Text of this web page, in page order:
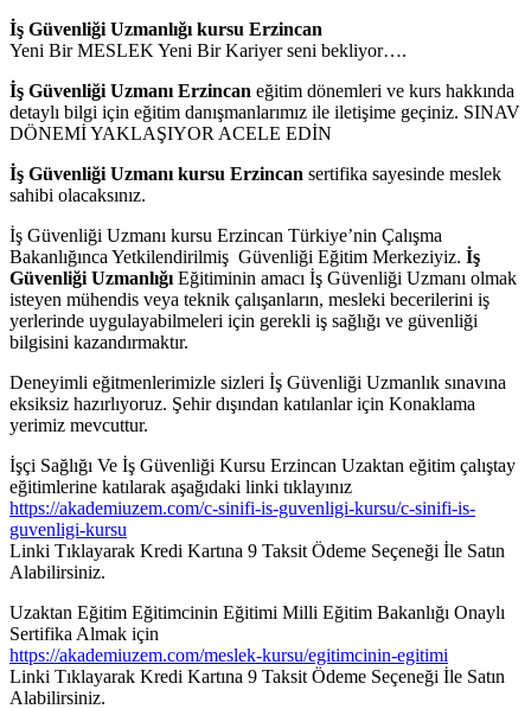
İş Güvenliği Uzmanlığı kursu Erzincan
Yeni Bir MESLEK Yeni Bir Kariyer seni bekliyor….
İş Güvenliği Uzmanı Erzincan eğitim dönemleri ve kurs hakkında
detaylı bilgi için eğitim danışmanlarımız ile iletişime geçiniz. SINAV
DÖNEMİ YAKLAŞIYOR ACELE EDİN
İş Güvenliği Uzmanı kursu Erzincan sertifika sayesinde meslek
sahibi olacaksınız.
İş Güvenliği Uzmanı kursu Erzincan Türkiye’nin Çalışma
Bakanlığınca Yetkilendirilmiş Güvenliği Eğitim Merkeziyiz. İş
Güvenliği Uzmanlığı Eğitiminin amacı İş Güvenliği Uzmanı olmak
isteyen mühendis veya teknik çalışanların, mesleki becerilerini iş
yerlerinde uygulayabilmeleri için gerekli iş sağlığı ve güvenliği
bilgisini kazandırmaktır.
Deneyimli eğitmenlerimizle sizleri İş Güvenliği Uzmanlık sınavına
eksiksiz hazırlıyoruz. Şehir dışından katılanlar için Konaklama
yerimiz mevcuttur.
İşçi Sağlığı Ve İş Güvenliği Kursu Erzincan Uzaktan eğitim çalıştay
eğitimlerine katılarak aşağıdaki linki tıklayınız
https://akademiuzem.com/c-sinifi-is-guvenligi-kursu/c-sinifi-is-
guvenligi-kursu
Linki Tıklayarak Kredi Kartına 9 Taksit Ödeme Seçeneği İle Satın
Alabilirsiniz.
Uzaktan Eğitim Eğitimcinin Eğitimi Milli Eğitim Bakanlığı Onaylı
Sertifika Almak için
https://akademiuzem.com/meslek-kursu/egitimcinin-egitimi
Linki Tıklayarak Kredi Kartına 9 Taksit Ödeme Seçeneği İle Satın
Alabilirsiniz.